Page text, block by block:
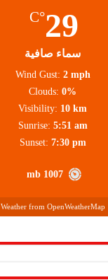
29
°C
سماء صافية
1007 mb
Wind Gust: 2 mph
Clouds: 0%
Visibility: 10 km
Sunrise: 5:51 am
Sunset: 7:30 pm
Weather from OpenWeatherMap